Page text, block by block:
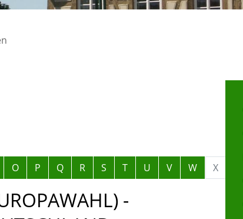
O P Q R S T U V W X
-